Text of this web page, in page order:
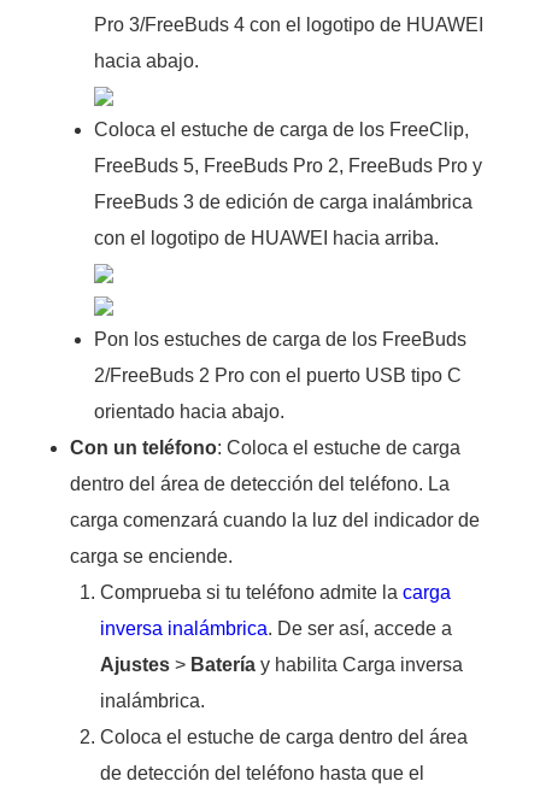
Pro 3/FreeBuds 4 con el logotipo de HUAWEI
hacia abajo.
Coloca el estuche de carga de los FreeClip,
FreeBuds 5, FreeBuds Pro 2, FreeBuds Pro y
FreeBuds 3 de edición de carga inalámbrica
con el logotipo de HUAWEI hacia arriba.
Pon los estuches de carga de los FreeBuds
2/FreeBuds 2 Pro con el puerto USB tipo C
orientado hacia abajo.
Con un teléfono: Coloca el estuche de carga
dentro del área de detección del teléfono. La
carga comenzará cuando la luz del indicador de
carga se enciende.
Comprueba si tu teléfono admite lacarga
inversa inalámbrica. De ser así, accede a
Ajustes > Batería y habilita Carga inversa
inalámbrica.
Coloca el estuche de carga dentro del área
de detección del teléfono hasta que el